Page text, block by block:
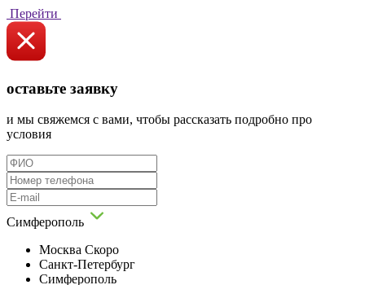
Перейти
оставьте заявку
и мы свяжемся с вами, чтобы рассказать подробно про
условия
Симферополь
Москва Скоро
Санкт-Петербург
Симферополь